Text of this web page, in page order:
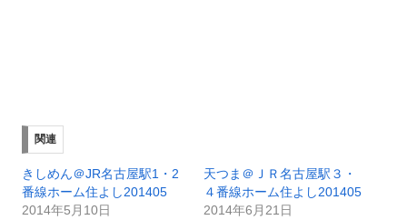
関連
きしめん＠JR名古屋駅1・2
番線ホーム住よし201405
2014年5月10日
天つま＠ＪＲ名古屋駅３・
４番線ホーム住よし201405
2014年6月21日